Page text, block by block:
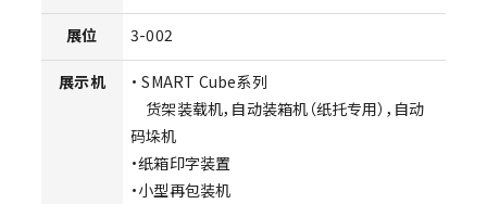
展位 3-002
展示机
・ SMART Cube系列
货架装载机，自动装箱机（纸托专用），自动
码垛机
・纸箱印字装置
・小型再包装机